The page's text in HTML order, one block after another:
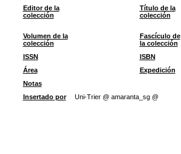
Editor de la
colección
Título de la
colección
Volumen de la
colección
Fascículo de
la colección
ISSN
ISBN
Área
Expedición
Notas
Insertado por
Uni-Trier @ amaranta_sg @